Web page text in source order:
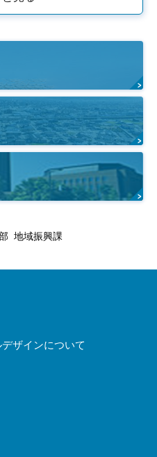
地域振興課
ザインについて